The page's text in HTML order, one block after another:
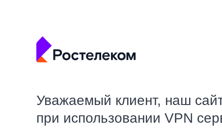
Уважаемый клиент, наш
при использовании VPN